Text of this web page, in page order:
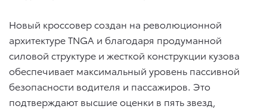
Новый кроссовер создан на революционной
архитектуре TNGA и благодаря продуманной
силовой структуре и жесткой конструкции кузова
обеспечивает максимальный уровень пассивной
безопасности водителя и пассажиров. Это
подтверждают высшие оценки в пять звезд,